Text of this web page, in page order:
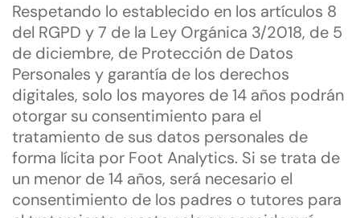
Respetando lo establecido en los artículos 8
del RGPD y 7 de la Ley Orgánica 3/2018, de 5
de diciembre, de Protección de Datos
Personales y garantía de los derechos
digitales, solo los mayores de 14 años podrán
otorgar su consentimiento para el
tratamiento de sus datos personales de
forma lícita por Foot Analytics. Si se trata de
un menor de 14 años, será necesario el
consentimiento de los padres o tutores para